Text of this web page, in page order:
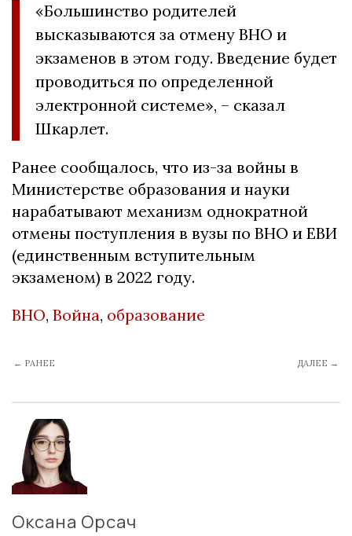
«Большинство родителей
высказываются за отмену ВНО и
экзаменов в этом году. Введение будет
проводиться по определенной
электронной системе», – сказал
Шкарлет.
Ранее сообщалось, что из-за войны в
Министерстве образования и науки
нарабатывают механизм однократной
отмены поступления в вузы по ВНО и ЕВИ
(единственным вступительным
экзаменом) в 2022 году.
ВНО, Война, образование
← РАНЕЕ ДАЛЕЕ →
Оксана Орсач